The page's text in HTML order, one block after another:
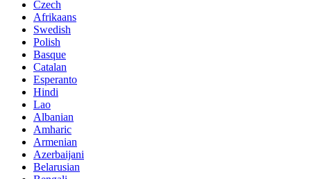
Czech
Afrikaans
Swedish
Polish
Basque
Catalan
Esperanto
Hindi
Lao
Albanian
Amharic
Armenian
Azerbaijani
Belarusian